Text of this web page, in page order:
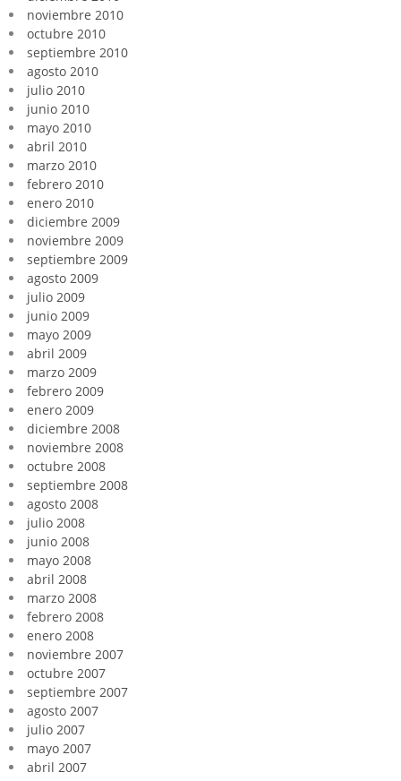
noviembre 2010
octubre 2010
septiembre 2010
agosto 2010
julio 2010
junio 2010
mayo 2010
abril 2010
marzo 2010
febrero 2010
enero 2010
diciembre 2009
noviembre 2009
septiembre 2009
agosto 2009
julio 2009
junio 2009
mayo 2009
abril 2009
marzo 2009
febrero 2009
enero 2009
diciembre 2008
noviembre 2008
octubre 2008
septiembre 2008
agosto 2008
julio 2008
junio 2008
mayo 2008
abril 2008
marzo 2008
febrero 2008
enero 2008
noviembre 2007
octubre 2007
septiembre 2007
agosto 2007
julio 2007
mayo 2007
abril 2007